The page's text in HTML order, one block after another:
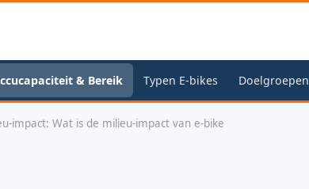
& Bereik Typen E-bikes Doelgroepen
impact: Wat is de milieu-impact van e-bike